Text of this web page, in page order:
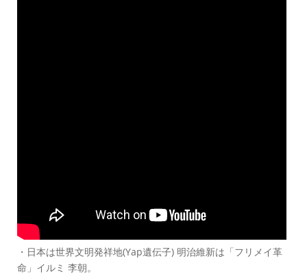
・日本は世界文明発祥地(Yap遺伝子) 明治維新は「フリメイ革
命」イルミ 李朝。